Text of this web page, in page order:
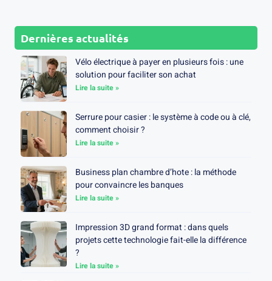
Dernières actualités
Vélo électrique à payer en plusieurs fois : une
solution pour faciliter son achat
Lire la suite »
Serrure pour casier : le système à code ou à clé,
comment choisir ?
Lire la suite »
Business plan chambre d’hote : la méthode
pour convaincre les banques
Lire la suite »
Impression 3D grand format : dans quels
projets cette technologie fait-elle la différence
?
Lire la suite »